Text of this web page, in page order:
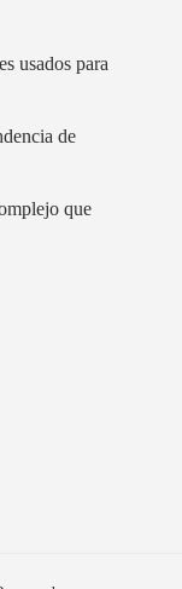
usados para
de
que